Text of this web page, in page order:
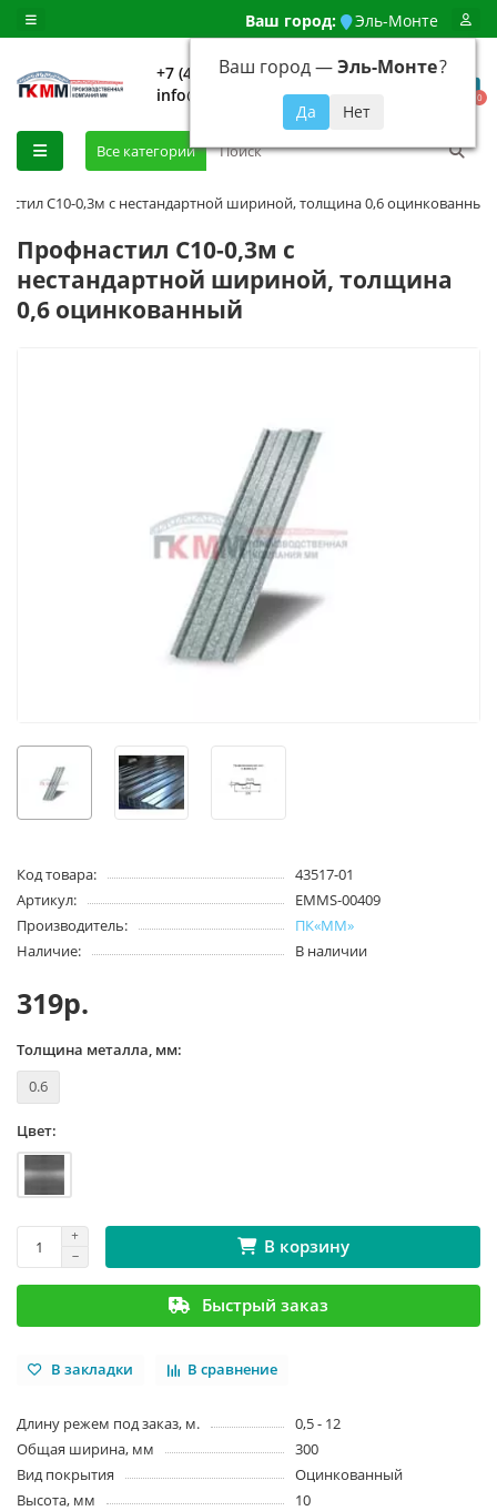
Ваш город: Эль-Монте
Ваш город —Эль-Монте?
+7 (499) 648-92-94
info@evroshtaketnikmoskva.ru
0
Все категории
С10-0,3м с нестандартной шириной, толщина 0,6 оцинкованный
Профнастил С10-0,3м с
нестандартной шириной, толщина
0,6 оцинкованный
Код товара:
43517-01
Артикул:
EMMS-00409
Производитель:
ПК«ММ»
Наличие:
В наличии
319р.
Толщина металла, мм:
0.6
Цвет:
В корзину
Быстрый заказ
В закладки В сравнение
Длину режем под заказ, м.
0,5 - 12
Общая ширина, мм
300
Вид покрытия
Оцинкованный
Высота, мм
10